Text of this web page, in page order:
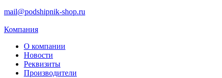
mail@podshipnik-shop.ru
Компания
О компании
Новости
Реквизиты
Производители